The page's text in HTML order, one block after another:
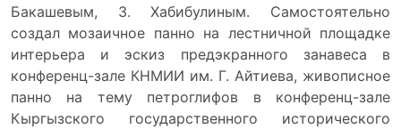
Бакашевым, З. Хабибулиным. Самостоятельно
создал мозаичное панно на лестничной площадке
интерьера и эскиз предэкранного занавеса в
конференц-зале КНМИИ им. Г. Айтиева, живописное
панно на тему петроглифов в конференц-зале
Кыргызского государственного исторического